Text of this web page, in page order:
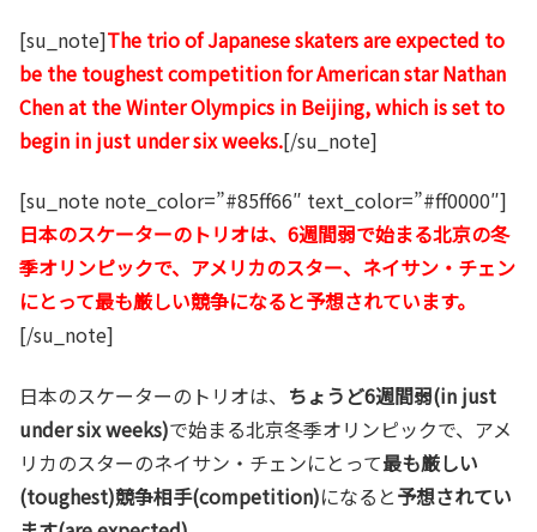
[su_note]The trio of Japanese skaters are expected to
be the toughest competition for American star Nathan
Chen at the Winter Olympics in Beijing, which is set to
begin in just under six weeks.[/su_note]
[su_note note_color=”#85ff66″ text_color=”#ff0000″]
日本のスケーターのトリオは、6週間弱で始まる北京の冬
季オリンピックで、アメリカのスター、ネイサン・チェン
にとって最も厳しい競争になると予想されています。
[/su_note]
日本のスケーターのトリオは、 ちょうど6週間弱(in just
under six weeks)で始まる北京冬季オリンピックで、アメ
リカのスターのネイサン・チェンにとって最も厳しい
(toughest)競争相手(competition)になると予想されてい